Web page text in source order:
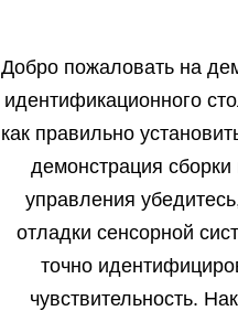
Добро пожаловать на
идентификационного
как правильно
демонстрация
управления
отладки сенсорной
точно
чувствительность.